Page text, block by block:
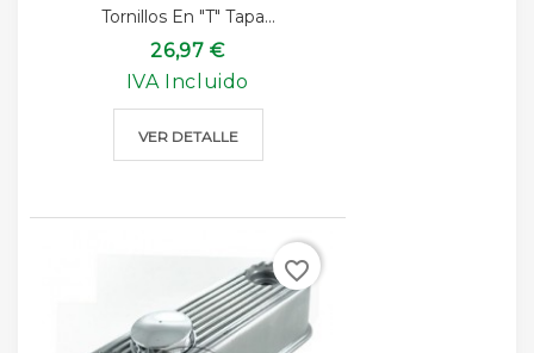
Tornillos En "T" Tapa...
26,97 €
IVA Incluido
VER DETALLE
favorite_border